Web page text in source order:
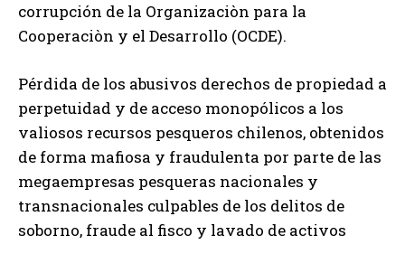
corrupción de la Organizaciòn para la
Cooperaciòn y el Desarrollo (OCDE).
Pérdida de los abusivos derechos de propiedad a
perpetuidad y de acceso monopólicos a los
valiosos recursos pesqueros chilenos, obtenidos
de forma mafiosa y fraudulenta por parte de las
megaempresas pesqueras nacionales y
transnacionales culpables de los delitos de
soborno, fraude al fisco y lavado de activos